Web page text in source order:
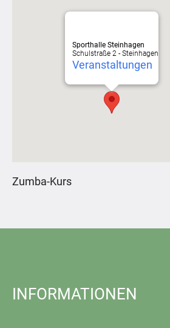
Sporthalle Steinhagen
Schulstraße 2 - Steinhagen
Veranstaltungen
Zumba-Kurs
INFORMATIONEN